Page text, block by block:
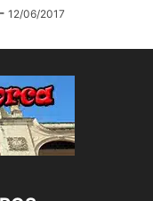
- 12/06/2017